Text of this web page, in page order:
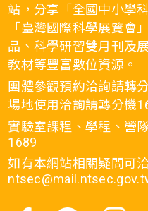
站，分享「全國中小學
「臺灣國際科學展覽會
品、科學研習雙月刊及
教材等豐富數位資源。
團體參觀預約洽詢請轉
場地使用洽詢請轉分機
實驗室課程、學程、營
1689
如有本網站相關疑問可